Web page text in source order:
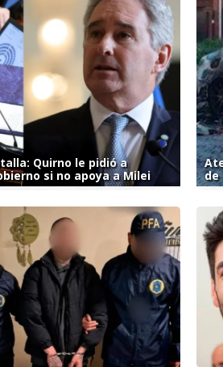
Quirno le pidió a
si no apoya a Milei
de